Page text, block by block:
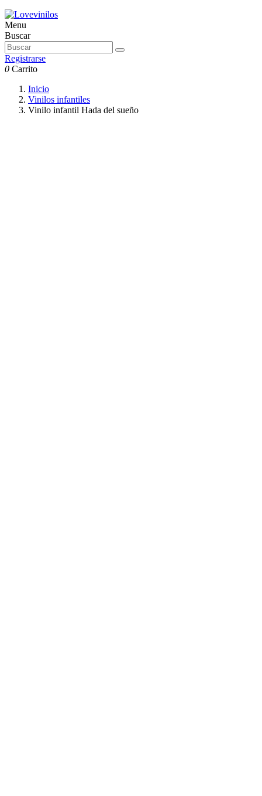
Menu
Buscar
Registrarse
0 Carrito
Inicio
Vinilos infantiles
Vinilo infantil Hada del sueño